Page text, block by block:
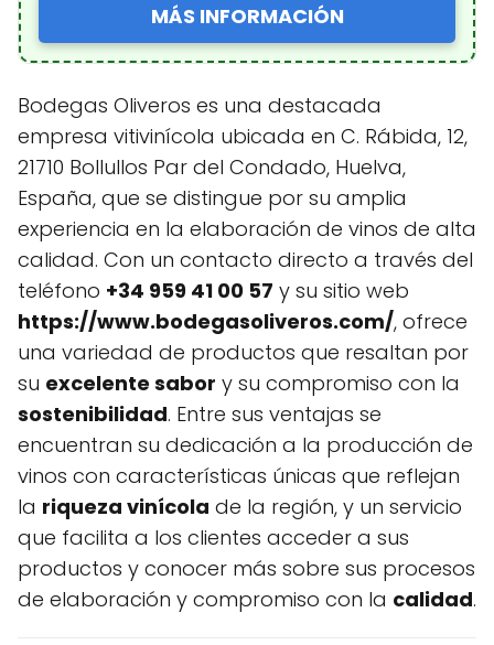
MÁS INFORMACIÓN
Bodegas Oliveros es una destacada
empresa vitivinícola ubicada en C. Rábida, 12,
21710 Bollullos Par del Condado, Huelva,
España, que se distingue por su amplia
experiencia en la elaboración de vinos de alta
calidad. Con un contacto directo a través del
teléfono +34 959 41 00 57 y su sitio web
https://www.bodegasoliveros.com/, ofrece
una variedad de productos que resaltan por
su excelente sabor y su compromiso con la
sostenibilidad. Entre sus ventajas se
encuentran su dedicación a la producción de
vinos con características únicas que reflejan
la riqueza vinícola de la región, y un servicio
que facilita a los clientes acceder a sus
productos y conocer más sobre sus procesos
de elaboración y compromiso con la calidad.